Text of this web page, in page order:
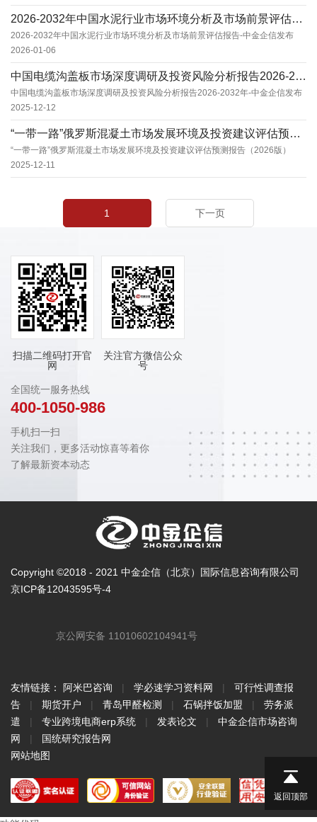
2026-2032年中国水泥行业市场环境分析及市场前景评估报告-中金企信发布
2026-2032年中国水泥行业市场环境分析及市场前景评估报告-中金企信发布
2026-01-06
中国电缆沟盖板市场深度调研及投资风险分析报告2026-2032年-中金企信发布
中国电缆沟盖板市场深度调研及投资风险分析报告2026-2032年-中金企信发布
2025-12-12
“一带一路”俄罗斯混凝土市场发展环境及投资建议评估预测报告（2026版）
“一带一路”俄罗斯混凝土市场发展环境及投资建议评估预测报告（2026版）
2025-12-11
1 下一页
扫描二维码打开官
网
关注官方微信公众
号
全国统一服务热线
400-1050-986
手机扫一扫
关注我们，更多活动惊喜等着你
了解最新资本动态
Copyright ©2018 - 2021 中金企信（北京）国际信息咨询有限公司
京ICP备12043595号-4
京公网安备 11010602104941号
友情链接： 阿米巴咨询 | 学必速学习资料网 |
可行性调查报
告
| 期货开户 | 青岛甲醛检测 | 石锅拌饭加盟 |
劳务派
遣
| 专业跨境电商erp系统 | 发表论文 |
中金企信市场咨询
网
|
国统研究报告网
网站地图
返回顶部